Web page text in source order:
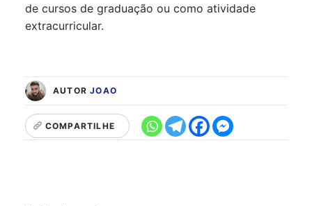
de cursos de graduação ou como atividade
extracurricular.
AUTORJOAO
COMPARTILHE